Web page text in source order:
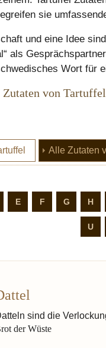
sie
und eine Idee
als
Wort für
von
Alle Zutaten
E F G H
U
sind die
der Wüste
Zart